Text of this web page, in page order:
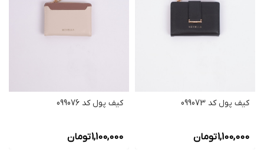
کیف پول کد 099073
1,100,000تومان
کیف پول کد 099076
1,100,000تومان